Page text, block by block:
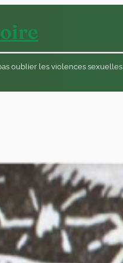
oublier les violences